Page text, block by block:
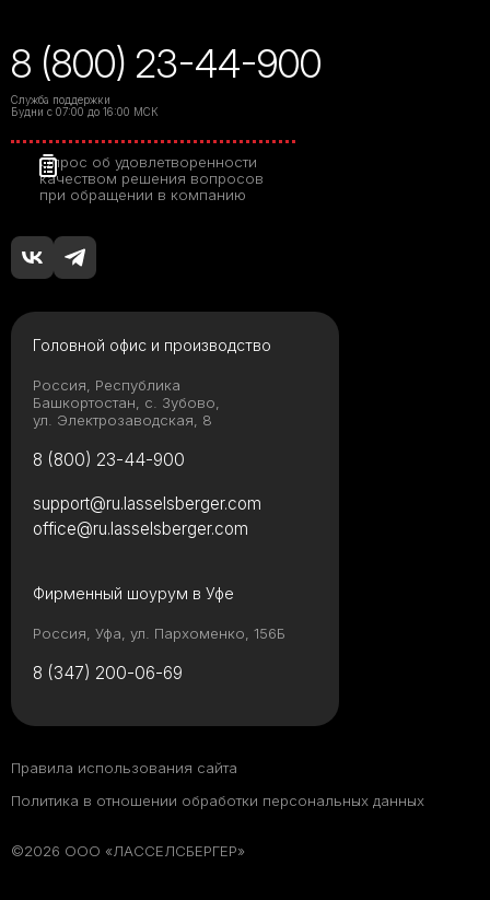
8 (800) 23-44-900
Служба поддержки
Будни с 07:00 до 16:00 МСК
Опрос об удовлетворенности
качеством решения вопросов
при обращении в компанию
Головной офис и производство
Россия, Республика
Башкортостан, с. Зубово,
ул. Электрозаводская, 8
8 (800) 23-44-900
Фирменный шоурум в Уфе
Россия, Уфа, ул. Пархоменко, 156Б
8 (347) 200-06-69
support@ru.lasselsberger.com
office@ru.lasselsberger.com
©2026 ООО «ЛАССЕЛСБЕРГЕР»
Правила использования сайта
Политика в отношении обработки персональных данных